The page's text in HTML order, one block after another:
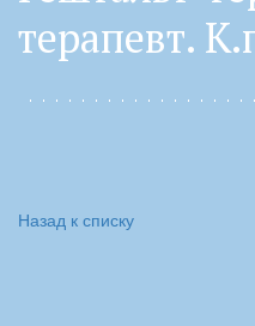
терапевт.
Назад к списку